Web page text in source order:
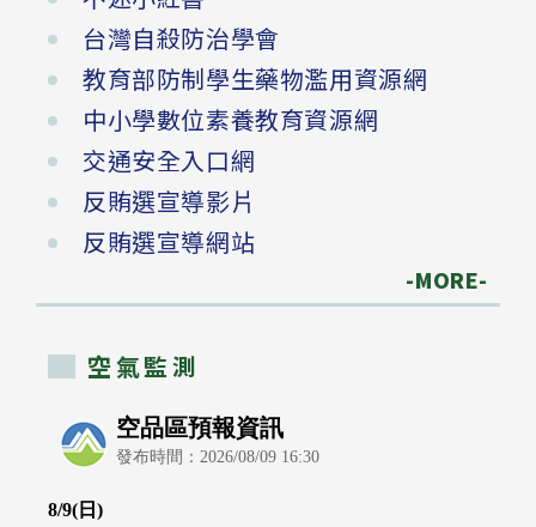
台灣自殺防治學會
教育部防制學生藥物濫用資源網
中小學數位素養教育資源網
交通安全入口網
反賄選宣導影片
反賄選宣導網站
-MORE-
空氣監測